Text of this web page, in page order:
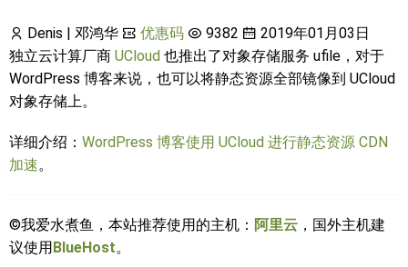
Denis | 邓鸿华 优惠码 9382
2019年01月03日
独立云计算厂商 UCloud 也推出了对象存储服务 ufile，对于
WordPress 博客来说，也可以将静态资源全部镜像到 UCloud
对象存储上。
详细介绍： WordPress 博客使用 UCloud 进行静态资源 CDN
加速。
©我爱水煮鱼，本站推荐使用的主机： 阿里云 ，国外主机建
议使用BlueHost。